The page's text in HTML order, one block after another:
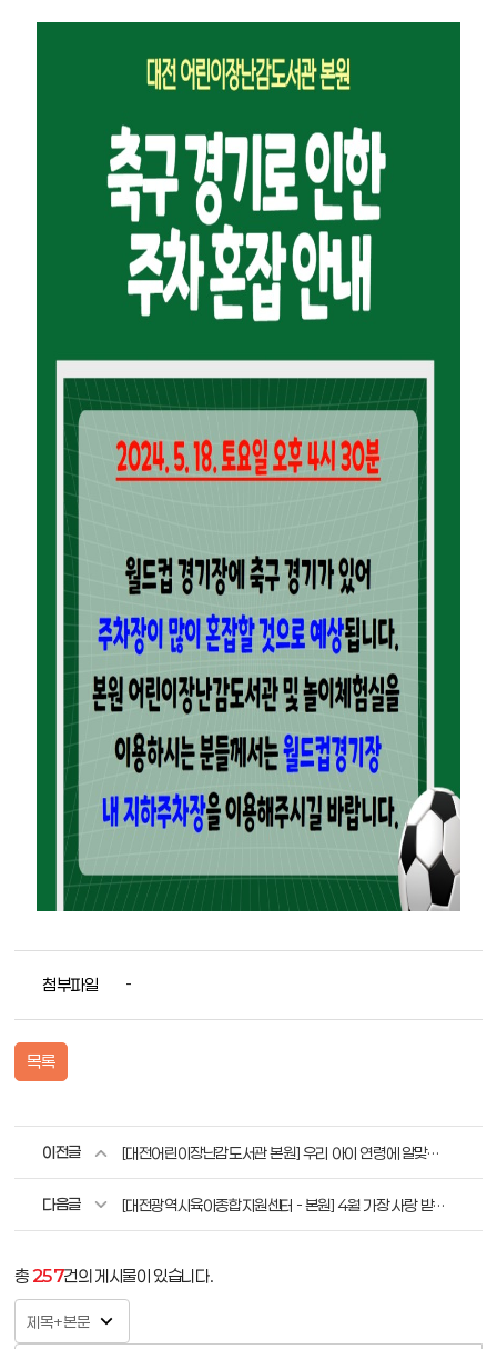
첨부파일 -
목록
이전글 [대전어린이장난감도서관 본원] 우리 아이 연령에 알맞은 장난감은 무엇이 있을까요? (36개월 이상)
다음글 [대전광역시육아종합지원센터 - 본원] 4월 가장 사랑 받은 장난감 BEST3
총257건의 게시물이 있습니다.